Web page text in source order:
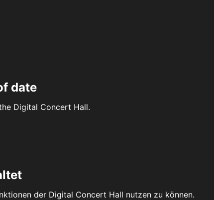
date
Digital Concert Hall.
der Digital Concert Hall nutzen zu können.